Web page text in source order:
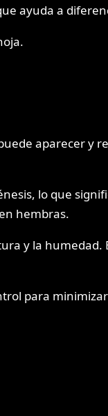
ayuda a
aparecer y
lo que
hembras.
y la
para